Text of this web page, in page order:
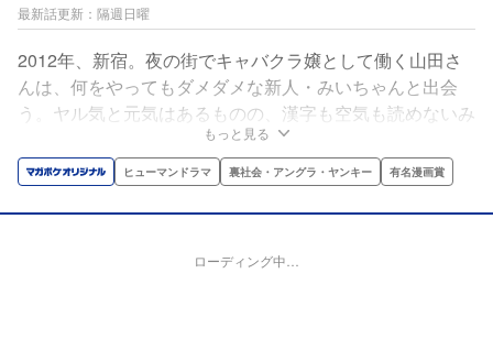
最新話更新：隔週日曜
2012年、新宿。夜の街でキャバクラ嬢として働く山田さ
んは、何をやってもダメダメな新人・みいちゃんと出会
う。ヤル気と元気はあるものの、漢字も空気も読めないみ
いちゃんは、周りから馬鹿にされ「可哀想」のレッテルを
貼られてしまう。それでも、健気に働くみいちゃんの姿
に、山田さんは徐々に心を惹かれていきーーー。※第1話
に刺激的なシーンが含まれます。※本作品はフィクション
もっと見る
ヒューマンドラマ 裏社会・アングラ・ヤンキー 有名漫画賞
ローディング中…